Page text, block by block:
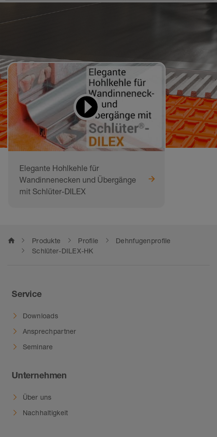
Videos zum Lernen
und Nachmachen
Elegante Hohlkehle für
Wandinnenecken und Übergänge
mit Schlüter-DILEX
home Produkte Profile
Dehnfugenprofile
Schlüter-DILEX-HK
Service
Downloads
Ansprechpartner
Seminare
Unternehmen
Über uns
Nachhaltigkeit